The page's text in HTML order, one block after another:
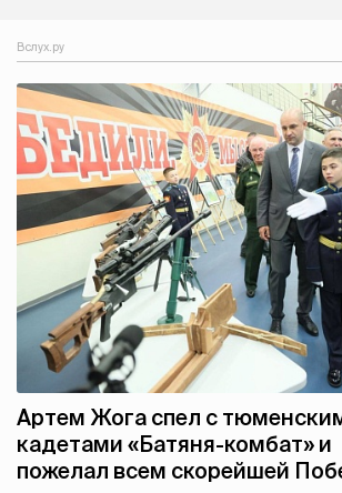
Вслух.ру
Артем Жога спел с
кадетами «Батяня-комбат» и
пожелал всем скорейшей